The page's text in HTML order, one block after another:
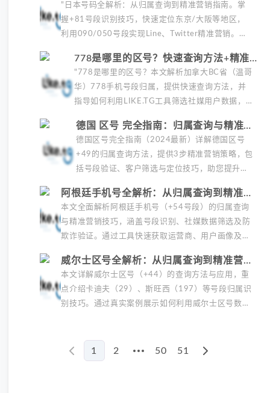
实战指南
"日本号码全解析：从归属查询到精准营销指南。掌
握+81号段识别技巧，快速定位东京/大阪等地区，
利用090/050号段实现Line、Twitter精准营销。
778是哪里的区号？快速查询方法+精准
营销应用指南
"778是哪里的区号？本文解析加拿大BC省（温哥
华）778手机号段归属，提供快速查询方法，并
指导如何利用LIKE.TG工具筛选社媒用户数据，
实操技巧，助您提升...
德国 区号 完全指南：归属查询与精准营
销实战（2024最新）
德国区号完全指南（2024最新）详解德国区号
+49的归属查询方法，提供3步精准营销策略，包
括号段验证、客户筛选与定位技巧，助您提升德
号数据及合规工具推荐，...
阿根廷手机号全解析：从归属查询到精准营
销实战指南
本文全面解析阿根廷手机号（+54号段）的归属查询
与精准营销技巧，涵盖号段识别、社媒数据筛选及防
欺诈验证。通过工具快速获取运营商、用户画像及跨
威尔士区号全解析：从归属查询到精准营销
实战指南
本文详解威尔士区号（+44）的查询方法与应用，重
点介绍卡迪夫（29）、斯旺西（197）等号段归属识
别技巧。通过真实案例展示如何利用威尔士区号数据
1
2
50 51